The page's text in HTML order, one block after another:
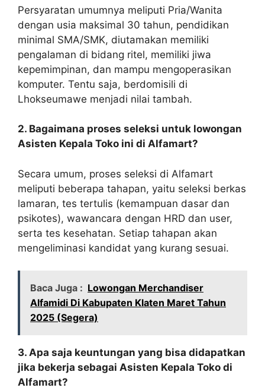
Persyaratan umumnya meliputi Pria/Wanita
dengan usia maksimal 30 tahun, pendidikan
minimal SMA/SMK, diutamakan memiliki
pengalaman di bidang ritel, memiliki jiwa
kepemimpinan, dan mampu mengoperasikan
komputer. Tentu saja, berdomisili di
Lhokseumawe menjadi nilai tambah.
2. Bagaimana proses seleksi untuk lowongan
Asisten Kepala Toko ini di Alfamart?
Secara umum, proses seleksi di Alfamart
meliputi beberapa tahapan, yaitu seleksi berkas
lamaran, tes tertulis (kemampuan dasar dan
psikotes), wawancara dengan HRD dan user,
serta tes kesehatan. Setiap tahapan akan
mengeliminasi kandidat yang kurang sesuai.
Baca Juga : Lowongan Merchandiser
Alfamidi Di Kabupaten Klaten Maret Tahun
2025 (Segera)
3. Apa saja keuntungan yang bisa didapatkan
jika bekerja sebagai Asisten Kepala Toko di
Alfamart?